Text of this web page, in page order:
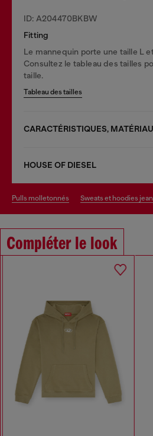
ID: A204470BKBW
Fitting
Le mannequin porte une taille L
Consultez le tableau des tailles
taille.
Tableau des tailles
CARACTÉRISTIQUES,
HOUSE OF DIESEL
pulls molletonnés sweats et hoodies
Compléter le look